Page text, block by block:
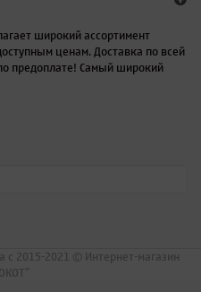
широкий ассортимент
ценам. Доставка по всей
предоплате! Самый широкий
2015-2021 © Интернет-магазин